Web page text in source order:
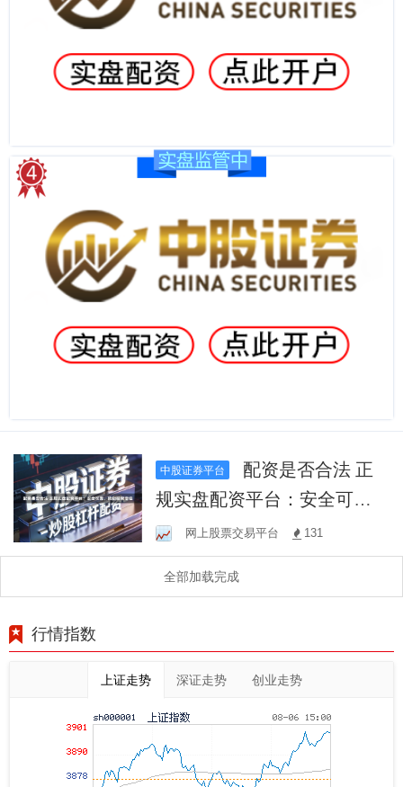
中股证券平台
规实盘配资平台：安全可
靠，助您投资增值
网上股票交易平台 131
全部加载完成
行情指数
上证走势 深证走势 创业走势